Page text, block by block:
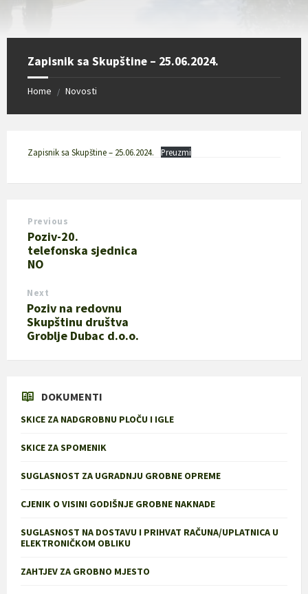
Zapisnik sa Skupštine – 25.06.2024.
Home / Novosti
Zapisnik sa Skupštine – 25.06.2024. Preuzmi
Previous
Poziv-20.
telefonska sjednica
NO
Next
Poziv na redovnu
Skupštinu društva
Groblje Dubac d.o.o.
DOKUMENTI
SKICE ZA NADGROBNU PLOČU I IGLE
SKICE ZA SPOMENIK
SUGLASNOST ZA UGRADNJU GROBNE OPREME
CJENIK O VISINI GODIŠNJE GROBNE NAKNADE
SUGLASNOST NA DOSTAVU I PRIHVAT RAČUNA/UPLATNICA U
ELEKTRONIČKOM OBLIKU
ZAHTJEV ZA GROBNO MJESTO